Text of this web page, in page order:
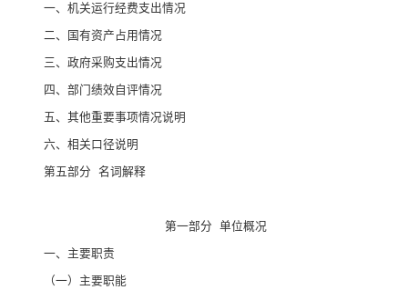
一、 机关运行经费支出情况
二、
国有资产占用情况
三、 政府采购支出情况
四、 部门绩效自评情况
五、 其他重要事项情况说明
六、相关口径说明
第五部分 名词解释
第一部分 单位概况
一、主要职责
（一）主要职能